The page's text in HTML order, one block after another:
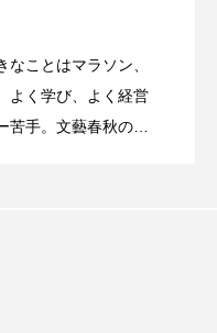
ことはマラソン、
よく学び、よく経営
苦手。文藝春秋の
神社参拝について